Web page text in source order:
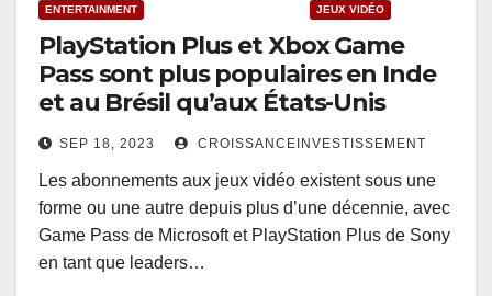
ENTERTAINMENT JEUX VIDÉO
PlayStation Plus et Xbox Game
Pass sont plus populaires en Inde
et au Brésil qu’aux États-Unis
SEP 18, 2023 CROISSANCEINVESTISSEMENT
Les abonnements aux jeux vidéo existent sous une
forme ou une autre depuis plus d’une décennie, avec
Game Pass de Microsoft et PlayStation Plus de Sony
en tant que leaders…